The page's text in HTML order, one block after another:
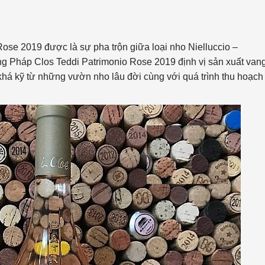
2019 được là sự pha trộn giữa loại nho Nielluccio –
Pháp Clos Teddi Patrimonio Rose 2019 định vị sản xuất
kỹ từ những vườn nho lâu đời cùng với quá trình thu hoạch